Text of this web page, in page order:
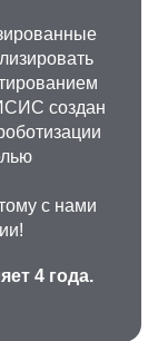
создан
с нами
4 года.